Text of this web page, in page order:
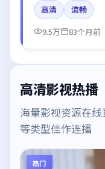
偏日本都市与冷色
高清
流畅
9.5万
83个月前
高清影视热播
海量影视资源在
等类型佳作连播
热门